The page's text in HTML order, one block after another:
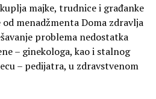
majke, trudnice i građanke
menadžmenta Doma zdravlja
problema nedostatka
– ginekologa, kao i stalnog
– pedijatra, u zdravstvenom